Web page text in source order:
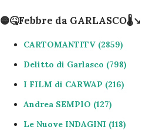
🟡🤒Febbre da GARLASCO🌡↘️
CARTOMANTITV 2859
Delitto di Garlasco 798
I FILM di CARWAP 216
Andrea SEMPIO 127
Le Nuove INDAGINI 118